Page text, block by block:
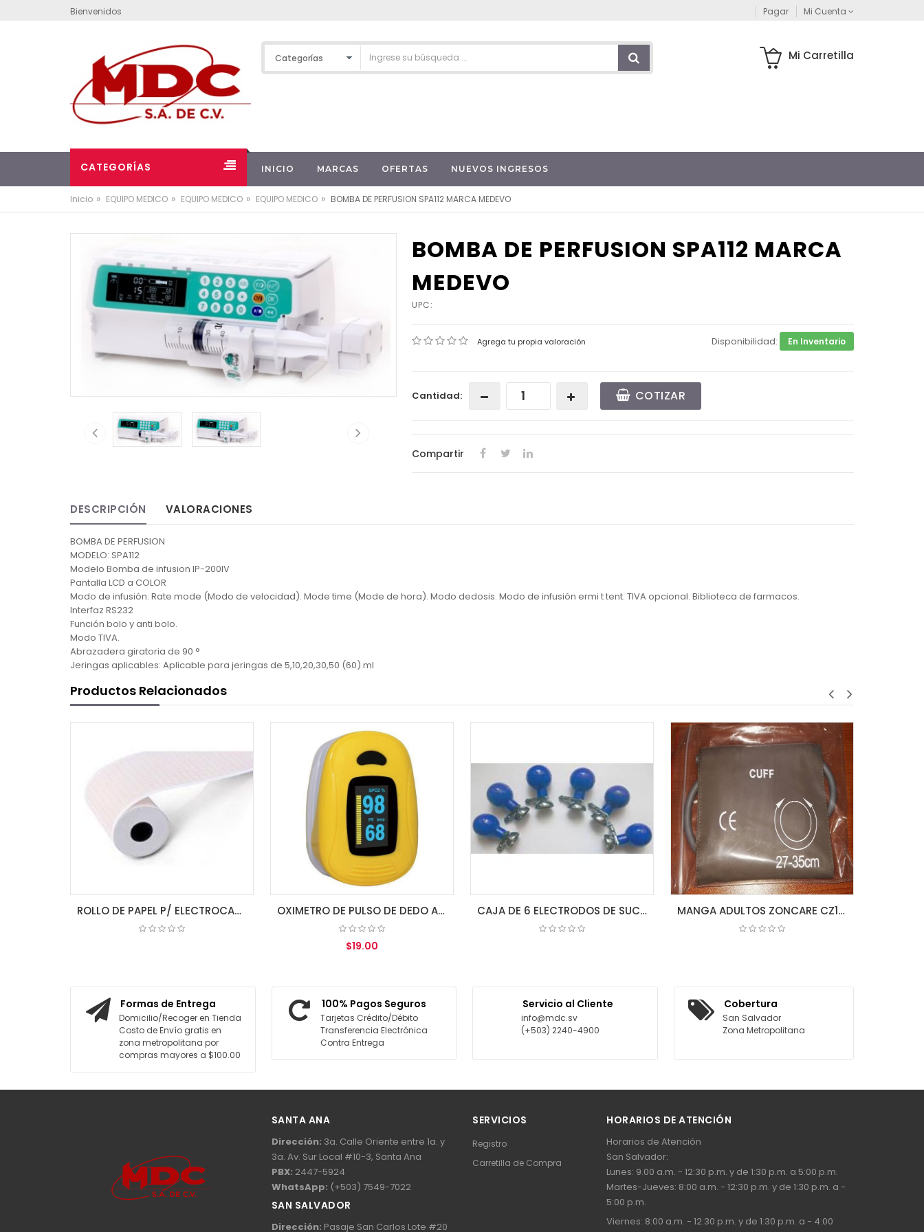
Bienvenidos Pagar Mi Cuenta
Mi Carretilla
CATEGORÍAS INICIO MARCAS OFERTAS NUEVOS INGRESOS
Inicio » EQUIPO MEDICO » EQUIPO MEDICO » EQUIPO MEDICO » BOMBA DE PERFUSION SPA112 MARCA MEDEVO
BOMBA DE PERFUSION SPA112 MARCA
MEDEVO
UPC:
Agrega tu propia valoración Disponibilidad: En Inventario
Cantidad: COTIZAR
Compartir
DESCRIPCIÓN VALORACIONES
BOMBA DE PERFUSION
MODELO: SPA112
Modelo Bomba de infusion IP-200IV
Pantalla LCD a COLOR
Modo de infusión: Rate mode (Modo de velocidad). Mode time (Mode de hora). Modo dedosis. Modo de infusión ermi t tent. TIVA opcional. Biblioteca de farmacos.
Interfaz RS232
Función bolo y anti bolo.
Modo TIVA.
Abrazadera giratoria de 90 °
Jeringas aplicables: Aplicable para jeringas de 5,10,20,30,50 (60) ml
Productos Relacionados
ROLLO DE PAPEL P/ ELECTROCARDIOGRAFO 80MM X 20MM 3 CH OXIMETRO DE PULSO DE DEDO A3 IPX1 ZONDAN CAJA DE 6 ELECTRODOS DE SUCCION P/ECG (BULBO) MANGA ADULTOS ZONCARE CZ12 27-35CM CUFF
COTIZAR
Formas de Entrega
Domicilio/Recoger en Tienda
Costo de Envío gratis en
zona metropolitana por
compras mayores a $100.00
100% Pagos Seguros
Tarjetas Crédito/Débito
Transferencia Electrónica
Contra Entrega
Servicio al Cliente
info@mdc.sv
(+503) 2240-4900
Cobertura
San Salvador
Zona Metropolitana
SANTA ANA
Dirección: 3a. Calle Oriente entre 1a. y
3a. Av. Sur Local #10-3, Santa Ana
PBX: 2447-5924
WhatsApp: (+503) 7549-7022
SAN SALVADOR
Dirección: Pasaje San Carlos Lote #20
SERVICIOS
Registro
Carretilla de Compra
HORARIOS DE ATENCIÓN
Horarios de Atención
San Salvador:
Lunes: 9.00 a.m. - 12:30 p.m. y de 1:30 p.m. a 5:00 p.m.
Martes-Jueves: 8:00 a.m. - 12:30 p.m. y de 1:30 p.m. a -
5:00 p.m.
Viernes: 8:00 a.m. - 12:30 p.m. y de 1:30 p.m. a - 4:00